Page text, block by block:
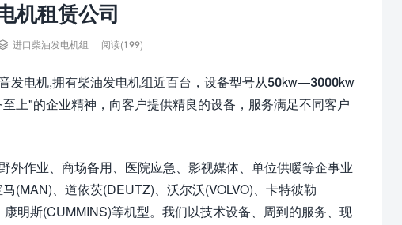
机租赁公司
进口柴油发电机组 阅读(199)
电机,拥有柴油发电机组近百台，设备型号从50kw—3000kw
上"的企业精神，向客户提供精良的设备，服务满足不同客户
作业、商场备用、医院应急、影视媒体、单位供暖等企事业
(MAN)、道依茨(DEUTZ)、沃尔沃(VOLVO)、卡特彼勒
明斯(CUMMINS)等机型。我们以技术设备、周到的服务、现